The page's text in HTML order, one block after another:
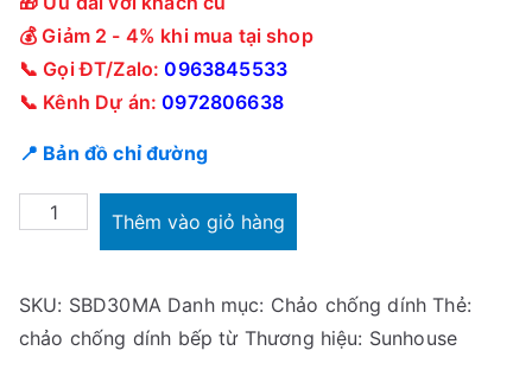
💰 Giảm 2 - 4% khi mua tại shop
📞 Gọi ĐT/Zalo:0963845533
📞 Kênh Dự án:0972806638
📍 Bản đồ chỉ đường
Chảo
đáy
từ
Thêm vào giỏ hàng
SKU: SBD30MA Danh mục: Chảo chống dính Thẻ:
chảo chống dính bếp từ Thương hiệu: Sunhouse